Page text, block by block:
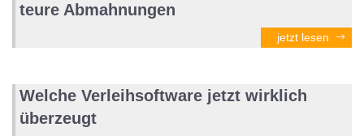
teure Abmahnungen
jetzt lesen
Welche Verleihsoftware jetzt wirklich
überzeugt